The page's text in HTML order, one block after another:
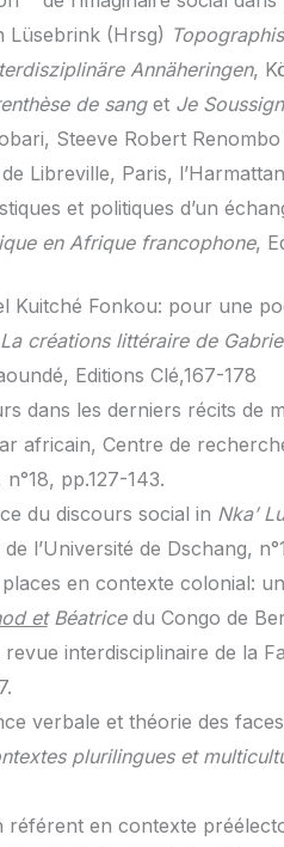
Lüsebrink (Hrsg)
Annäheringen,
de sanget Je
Steeve Robert Renombo
Libreville, Paris,
et politiques d’un
en Afrique francophone,
Kuitché Fonkou: pour une
La créations littéraire de
Editions Clé,167-178
dans les derniers récits de
africain, Centre de
pp.127-143.
du discours social in Nka’
l’Université de Dschang,
en contexte colonial:
etBéatricedu Congo de
revue interdisciplinaire de la
verbale et théorie des
plurilingues et
référent en contexte